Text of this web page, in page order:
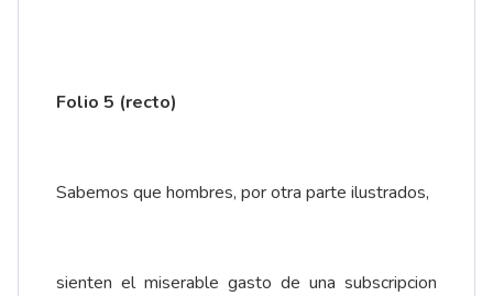
Folio 5 (recto)
Sabemos que hombres, por otra parte ilustrados,
sienten el miserable gasto de una subscripcion